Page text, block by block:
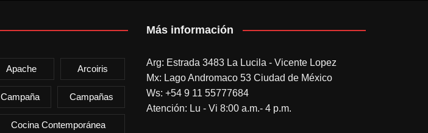
Apache Arcoiris
Campaña Campañas
Cocina Contemporánea
Más información
Arg: Estrada 3483 La Lucila - Vicente Lopez
Mx: Lago Andromaco 53 Ciudad de México
Ws: +54 9 11 55777684
Atención: Lu - Vi 8:00 a.m.- 4 p.m.